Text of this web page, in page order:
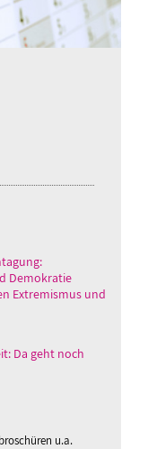
Demokratie
Extremismus und
Da geht noch
u.a.